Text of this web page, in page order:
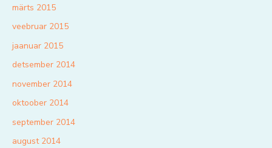
märts 2015
veebruar 2015
jaanuar 2015
detsember 2014
november 2014
oktoober 2014
september 2014
august 2014